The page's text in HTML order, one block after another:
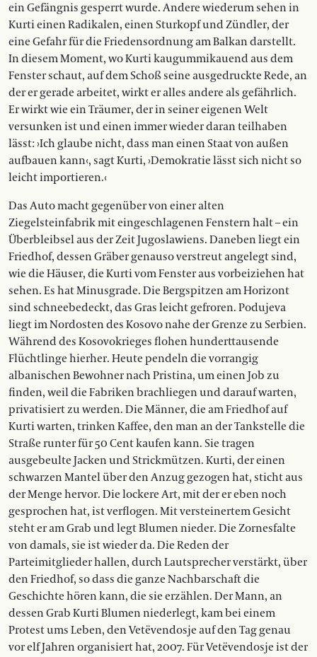
ein Gefängnis gesperrt wurde. Andere wiederum sehen in
Kurti einen Radikalen, einen Sturkopf und Zündler, der
eine Gefahr für die Friedensordnung am Balkan darstellt.
In diesem Moment, wo Kurti kaugummikauend aus dem
Fenster schaut, auf dem Schoß seine ausgedruckte Rede, an
der er gerade arbeitet, wirkt er alles andere als gefährlich.
Er wirkt wie ein Träumer, der in seiner eigenen Welt
versunken ist und einen immer wieder daran teilhaben
lässt: ›Ich glaube nicht, dass man einen Staat von außen
aufbauen kann‹, sagt Kurti, ›Demokratie lässt sich nicht so
leicht importieren.‹
Das Auto macht gegenüber von einer alten
Ziegelsteinfabrik mit eingeschlagenen Fenstern halt – ein
Überbleibsel aus der Zeit Jugoslawiens. Daneben liegt ein
Friedhof, dessen Gräber genauso verstreut angelegt sind,
wie die Häuser, die Kurti vom Fenster aus vorbeiziehen hat
sehen. Es hat Minusgrade. Die Bergspitzen am Horizont
sind schneebedeckt, das Gras leicht gefroren. Podujeva
liegt im Nordosten des Kosovo nahe der Grenze zu ­Serbien.
Während des Kosovokrieges flohen hundert­tausende
Flüchtlinge hierher. Heute pendeln die vorrangig
albanischen Bewohner nach Pristina, um einen Job zu
finden, weil die Fabriken brachliegen und darauf warten,
privatisiert zu werden. Die Männer, die am Friedhof auf
Kurti warten, trinken Kaffee, den man an der Tankstelle die
Straße runter für 50 Cent kaufen kann. Sie tragen
ausgebeulte Jacken und Strickmützen. Kurti, der einen
schwarzen Mantel über den Anzug gezogen hat, sticht aus
der Menge hervor. Die lockere Art, mit der er eben noch
gesprochen hat, ist verflogen. Mit versteinertem Gesicht
steht er am Grab und legt Blumen nieder. Die Zornesfalte
von damals, sie ist wieder da. Die Reden der
Parteimitglieder hallen, durch Lautsprecher verstärkt, über
den Friedhof, so dass die ganze Nachbarschaft die
Geschichte hören kann, die sie erzählen. Der Mann, an
dessen Grab Kurti Blumen niederlegt, kam bei einem
Protest ums Leben, den Vetëvendosje auf den Tag genau
vor elf Jahren organisiert hat, 2007. Für Vetëvendosje ist der